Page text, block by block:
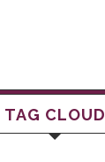
TAG CLOUD